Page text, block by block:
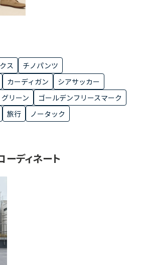
ス
チノパンツ
カーディガン
シアサッカー
グリーン
ゴールデンフリースマーク
旅行 ノータック
ーディネート